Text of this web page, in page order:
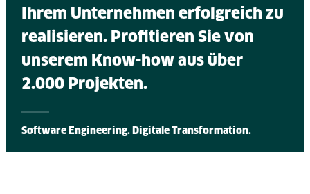
Ihrem Unternehmen erfolgreich zu
realisieren. Profitieren Sie von
unserem Know-how aus über
2.000 Projekten.
Software Engineering. Digitale Transformation.